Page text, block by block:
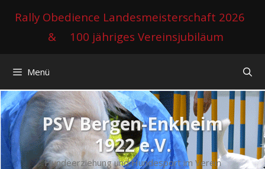
InhaltRally Obedience Landesmeisterschaft 2026
&
100 jähriges Vereinsjubiläum
Menü
PSV Bergen-Enkheim
1922 e.V.
Hundeerziehung und Hundesport im Verein